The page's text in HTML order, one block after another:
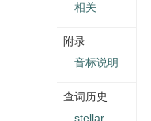
相关
附录
音标说明
查词历史
stellar